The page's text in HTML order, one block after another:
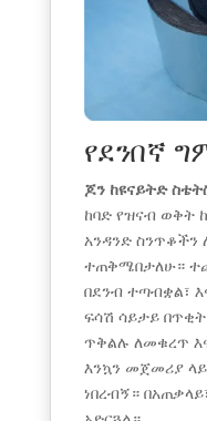
የደንበኛ
ጆን ከዩናይትድ
ከባድ የዝናብ ወቅት
አንዳንድ ስንጥቆችን
ተጠቅሜበታለሁ።
በደንብ ተጣብቋል፣
ፍሳሽ ሳይታይ
ጥቅልሉ ለመቁረጥ
እንኳን መጀመሪያ
ነበረብኝ።